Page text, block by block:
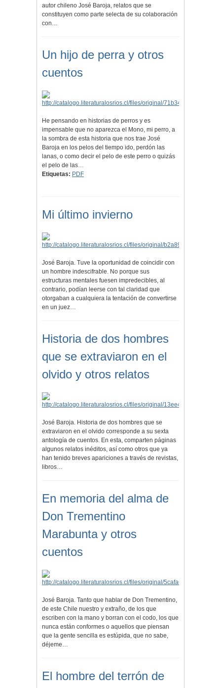
autor chileno José Baroja, relatos que se
constituyen como parte selecta de su colaboración
con…
Un hijo de perra y otros
cuentos
He pensando en historias de perros y es
impensable que no aparezca el Mono, mi perro, a
la sombra de esta historia que nos trae José
Baroja en los pelos del tiempo ido, perdón las
lanas, o como decir el pelo de este perro o quizás
el pelo de las…
Etiquetas: PDF
Mi último invierno
José Baroja. Tuve la oportunidad de coincidir con
un hombre indescifrable. No porque sus
estructuras mentales fuesen impredecibles, al
contrario, podían leerse con tal claridad que
otorgaban a cualquiera la tentación de convertirse
en un juez…
Historia de dos hombres
que se extraviaron en el
olvido y otros relatos
José Baroja. Historia de dos hombres que se
extraviaron en el olvido corresponde a su sexta
antología de cuentos. En esta, comparten páginas
algunos relatos inéditos, así como otros que ya
han tenido breves apariciones a través de revistas,
libros…
En memoria del alma de
Don Trementino
Marabunta y otros
cuentos
José Baroja. Tanto que hablar de Don Trementino,
de este Chile nuestro y extraño, de los que
escriben con la mano y borran con el codo, los que
nunca están conformes o aquellos que piensan
que la gente sencilla es estúpida, que no sabe,
déjeme…
El hombre del terrón de